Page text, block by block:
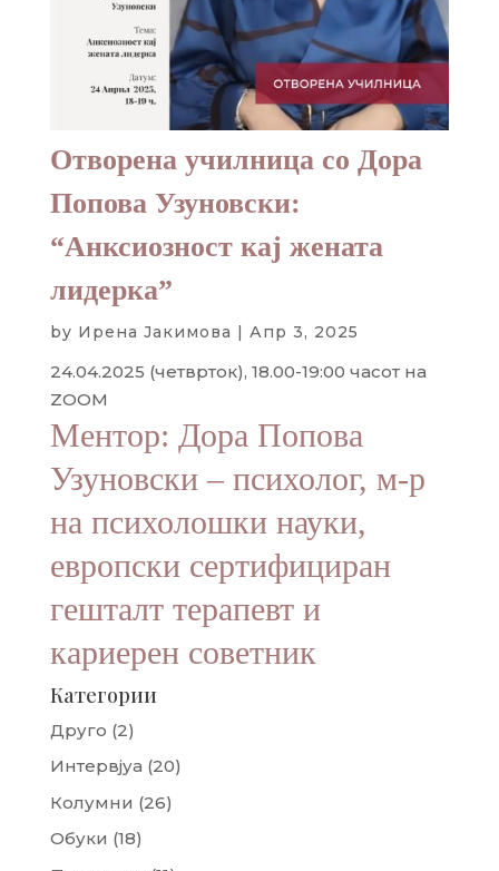
Отворена училница со Дора
Попова Узуновски:
“Анксиозност кај жената
лидерка”
by Ирена Јакимова | Апр 3, 2025
24.04.2025 (четврток), 18.00-19:00 часот на
ZOOM
Ментор: Дора Попова
Узуновски – психолог, м-р
на психолошки науки,
европски сертифициран
гешталт терапевт и
кариерен советник
Категории
Друго (2)
Интервјуа (20)
Колумни (26)
Обуки (18)